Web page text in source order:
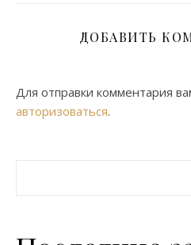
ДОБАВИТЬ
Для отправки комментария
авторизоваться.